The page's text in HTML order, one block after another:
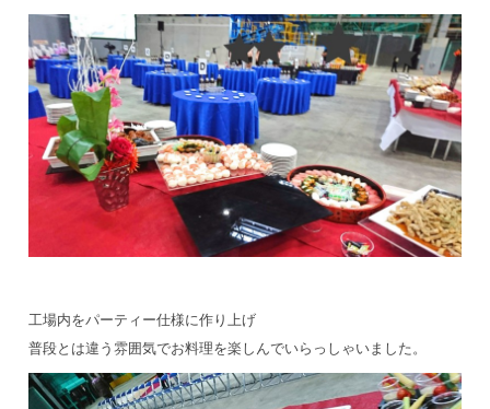
工場内をパーティー仕様に作り上げ
普段とは違う雰囲気でお料理を楽しんでいらっしゃいました。